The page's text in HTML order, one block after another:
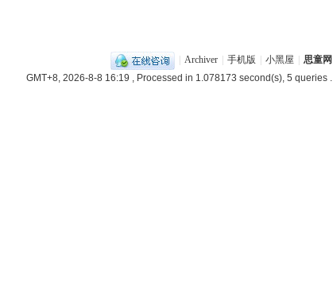
Archiver 手机版 小黑屋
思童网
GMT+8, 2026-8-8 16:19 , Processed in 1.078173 second(s), 5 queries .